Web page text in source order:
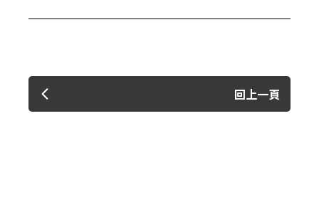
回上一頁